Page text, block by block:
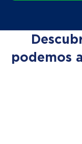
podemos